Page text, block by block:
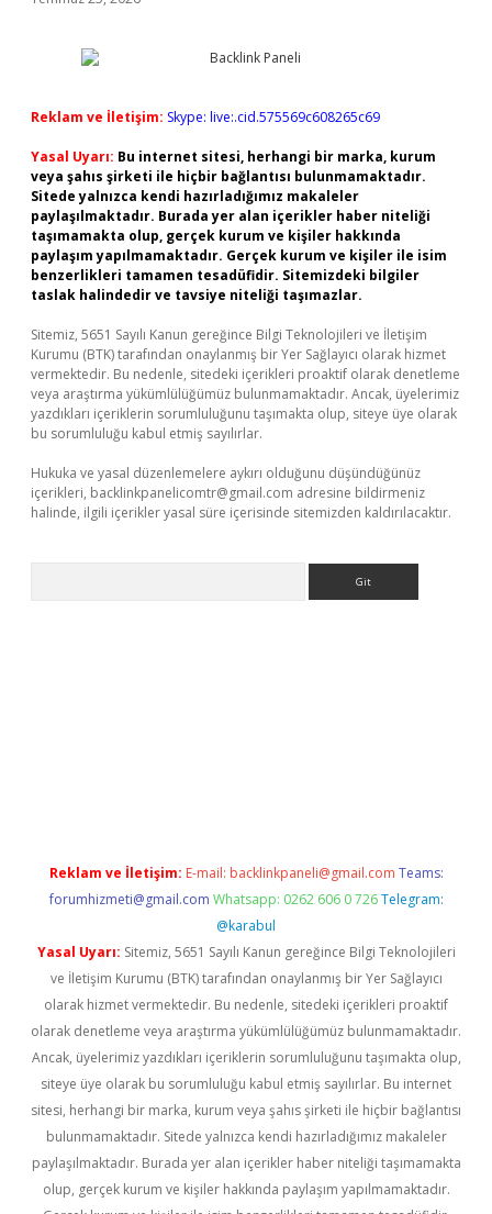
Reklam ve İletişim: Skype: live:.cid.575569c608265c69
Yasal Uyarı: Bu internet sitesi, herhangi bir marka, kurum
veya şahıs şirketi ile hiçbir bağlantısı bulunmamaktadır.
Sitede yalnızca kendi hazırladığımız makaleler
paylaşılmaktadır. Burada yer alan içerikler haber niteliği
taşımamakta olup, gerçek kurum ve kişiler hakkında
paylaşım yapılmamaktadır. Gerçek kurum ve kişiler ile isim
benzerlikleri tamamen tesadüfidir. Sitemizdeki bilgiler
taslak halindedir ve tavsiye niteliği taşımazlar.
Sitemiz, 5651 Sayılı Kanun gereğince Bilgi Teknolojileri ve İletişim
Kurumu (BTK) tarafından onaylanmış bir Yer Sağlayıcı olarak hizmet
vermektedir. Bu nedenle, sitedeki içerikleri proaktif olarak denetleme
veya araştırma yükümlülüğümüz bulunmamaktadır. Ancak, üyelerimiz
yazdıkları içeriklerin sorumluluğunu taşımakta olup, siteye üye olarak
bu sorumluluğu kabul etmiş sayılırlar.
Hukuka ve yasal düzenlemelere aykırı olduğunu düşündüğünüz
içerikleri, backlinkpanelicomtr@gmail.com adresine bildirmeniz
halinde, ilgili içerikler yasal süre içerisinde sitemizden kaldırılacaktır.
Reklam ve İletişim: E-mail: backlinkpaneli@gmail.com Teams:
forumhizmeti@gmail.com Whatsapp: 0262 606 0 726 Telegram:
@karabul
Yasal Uyarı: Sitemiz, 5651 Sayılı Kanun gereğince Bilgi Teknolojileri
ve İletişim Kurumu (BTK) tarafından onaylanmış bir Yer Sağlayıcı
olarak hizmet vermektedir. Bu nedenle, sitedeki içerikleri proaktif
olarak denetleme veya araştırma yükümlülüğümüz bulunmamaktadır.
Ancak, üyelerimiz yazdıkları içeriklerin sorumluluğunu taşımakta olup,
siteye üye olarak bu sorumluluğu kabul etmiş sayılırlar. Bu internet
sitesi, herhangi bir marka, kurum veya şahıs şirketi ile hiçbir bağlantısı
bulunmamaktadır. Sitede yalnızca kendi hazırladığımız makaleler
paylaşılmaktadır. Burada yer alan içerikler haber niteliği taşımamakta
olup, gerçek kurum ve kişiler hakkında paylaşım yapılmamaktadır.